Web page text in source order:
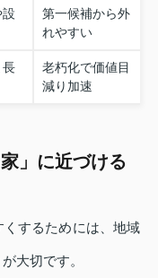
第一候補から外
れやすい
長
老朽化で価値目
減り加速
」に近づける
するためには、地域
大切です。